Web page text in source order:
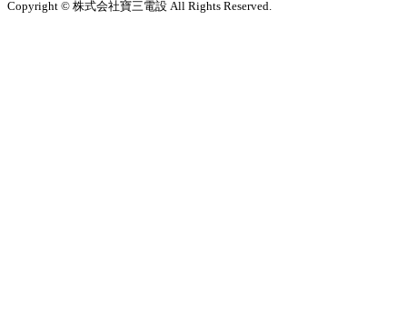
Copyright © 株式会社寶三電設 All Rights Reserved.